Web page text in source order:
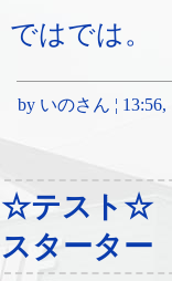
ではでは。
by いのさん ¦ 13:56,
☆テスト☆
スターター